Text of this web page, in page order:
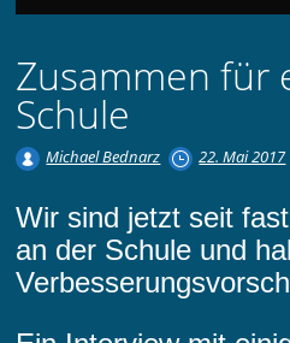
Zusammen für
Schule
Michael Bednarz 22. Mai 2017
Wir sind jetzt seit
an der Schule und